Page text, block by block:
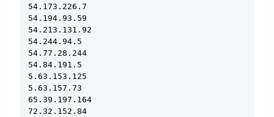
54.173.226.7
54.194.93.59
54.213.131.92
54.244.94.5
54.77.28.244
54.84.191.5
5.63.153.125
5.63.157.73
65.39.197.164
72.32.152.84